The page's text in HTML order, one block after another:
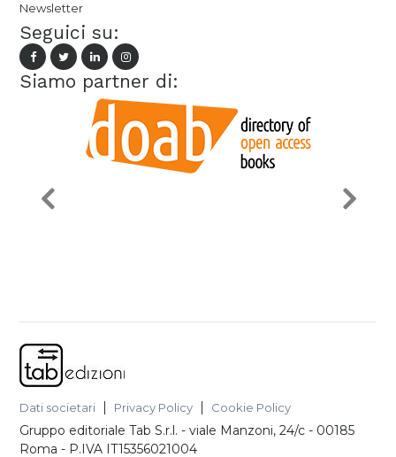
Newsletter
Seguici su:
Siamo partner di:
Dati societari Privacy Policy Cookie Policy
Gruppo editoriale Tab S.r.l. -viale Manzoni, 24/c - 00185
Roma - P.IVA IT15356021004